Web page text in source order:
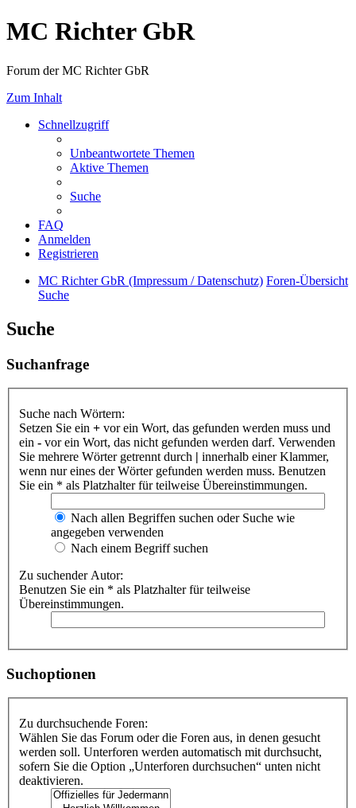
MC Richter GbR
Forum der MC Richter GbR
Zum Inhalt
Schnellzugriff
Unbeantwortete Themen
Aktive Themen
Suche
FAQ
Anmelden
Registrieren
MC Richter GbR (Impressum / Datenschutz) Foren-Übersicht
Suche
Suche
Suchanfrage
Suche nach Wörtern:
Setzen Sie ein + vor ein Wort, das gefunden werden muss und
ein - vor ein Wort, das nicht gefunden werden darf. Verwenden
Sie mehrere Wörter getrennt durch | innerhalb einer Klammer,
wenn nur eines der Wörter gefunden werden muss. Benutzen
Sie ein * als Platzhalter für teilweise Übereinstimmungen.
Nach allen Begriffen suchen oder Suche wie
angegeben verwenden
Nach einem Begriff suchen
Zu suchender Autor:
Benutzen Sie ein * als Platzhalter für teilweise
Übereinstimmungen.
Suchoptionen
Zu durchsuchende Foren:
Wählen Sie das Forum oder die Foren aus, in denen gesucht
werden soll. Unterforen werden automatisch mit durchsucht,
sofern Sie die Option „Unterforen durchsuchen“ unten nicht
deaktivieren.